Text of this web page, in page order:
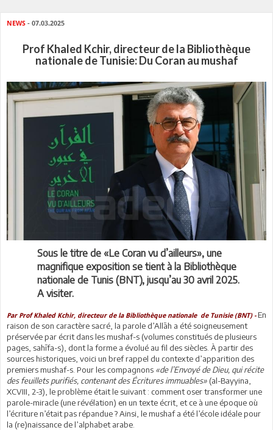
NEWS - 07.03.2025
Prof Khaled Kchir, directeur de la Bibliothèque
nationale de Tunisie: Du Coran au mushaf
Sous le titre de «Le Coran vu d’ailleurs», une
magnifique exposition se tient à la Bibliothèque
nationale de Tunis (BNT), jusqu’au 30 avril 2025.
A visiter.
Par Prof Khaled Kchir, directeur de la Bibliothèque nationale de Tunisie (BNT) - En
raison de son caractère sacré, la parole d’Allāh a été soigneusement
préservée par écrit dans les mushaf-s (volumes constitués de plusieurs
pages, sahīfa-s), dont la forme a évolué au fil des siècles. À partir des
sources historiques, voici un bref rappel du contexte d’apparition des
premiers mushaf-s. Pour les compagnons «de l’Envoyé de Dieu, qui récite
des feuillets purifiés, contenant des Écritures immuables» (al-Bayyina,
XCVIII, 2-3), le problème était le suivant : comment oser transformer une
parole-miracle (une révélation) en un texte écrit, et ce à une époque où
l’écriture n’était pas répandue ? Ainsi, le mushaf a été l’école idéale pour
la (re)naissance de l’alphabet arabe.